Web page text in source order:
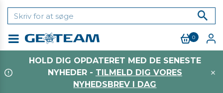
0
HOLD DIG OPDATERET MED DE SENESTE
NYHEDER - TILMELD DIG VORES
NYHEDSBREV I DAG